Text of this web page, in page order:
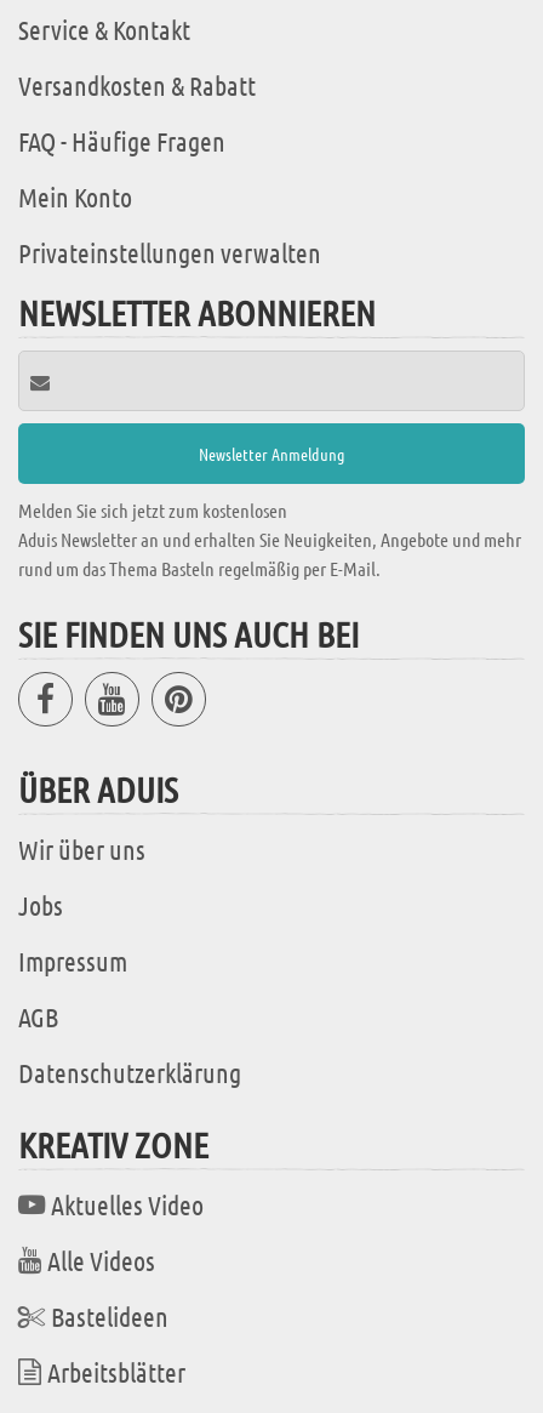
Service & Kontakt
Versandkosten & Rabatt
FAQ - Häufige Fragen
Mein Konto
Privateinstellungen verwalten
NEWSLETTER ABONNIEREN
Melden Sie sich jetzt zum kostenlosen
Aduis Newsletter an und erhalten Sie Neuigkeiten, Angebote und mehr
rund um das Thema Basteln regelmäßig per E-Mail.
SIE FINDEN UNS AUCH BEI
ÜBER ADUIS
Wir über uns
Jobs
Impressum
AGB
Datenschutzerklärung
KREATIV ZONE
Aktuelles Video
Alle Videos
Bastelideen
Arbeitsblätter